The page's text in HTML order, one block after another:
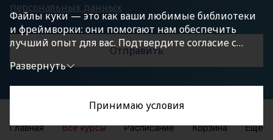
персональных данных
Главная Все курсы Расписание Корзина Еще
Файлы куки — это как ваши любимые библиотеки
и фреймворки: они помогают нам обеспечить
лучший опыт для вас. Подтвердите согласие с
политикой конфиденциальности, нажав
«Принимаю условия», чтобы продолжить.
Развернуть
Принимаю условия